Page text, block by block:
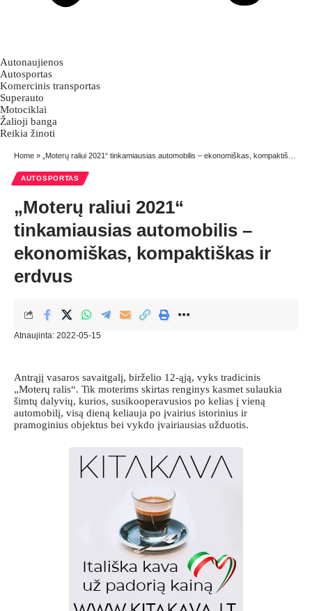
Autonaujienos
Autosportas
Komercinis transportas
Superauto
Motociklai
Žalioji banga
Reikia žinoti
Home » „Moterų raliui 2021“ tinkamiausias automobilis – ekonomiškas, kompaktiškas ir erdvus
AUTOSPORTAS
„Moterų raliui 2021“
tinkamiausias automobilis –
ekonomiškas, kompaktiškas ir
erdvus
Atnaujinta: 2022-05-15
Antrąjį vasaros savaitgalį, birželio 12-ąją, vyks tradicinis
„Moterų ralis“. Tik moterims skirtas renginys kasmet sulaukia
šimtų dalyvių, kurios, susikooperavusios po kelias į vieną
automobilį, visą dieną keliauja po įvairius istorinius ir
pramoginius objektus bei vykdo įvairiausias užduotis.